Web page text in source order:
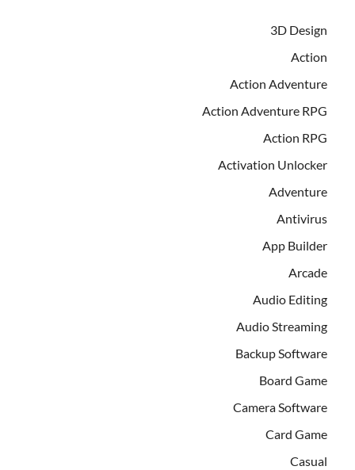
3D Design
Action
Action Adventure
Action Adventure RPG
Action RPG
Activation Unlocker
Adventure
Antivirus
App Builder
Arcade
Audio Editing
Audio Streaming
Backup Software
Board Game
Camera Software
Card Game
Casual